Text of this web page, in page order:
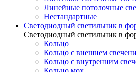
Линейные потолочные
Нестандартные
Светодиодный светильник в
Светодиодный светильник в
Кольцо
Кольцо с внешнем
Кольцо с внутренним